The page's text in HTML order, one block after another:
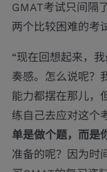
GMAT考试只间隔
两个比较困难的考
“现在回想起来，
奏感。怎么说呢？
能力都摆在那儿，
练自己去应对这个
单是做个题，而是
准备的呢？因为时